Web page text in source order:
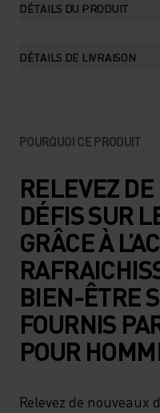
DÉTAILS DU PRODUIT
DÉTAILS DE LIVRAISON
POURQUOI CE PRODUIT
RELEVEZ
DÉFIS SUR
GRÂCE À
BIEN-ÊTRE
FOURNIS
POUR
Relevez de